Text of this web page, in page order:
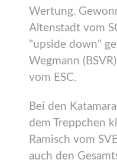
Wertung.
Altenstadt vom
"upside down"
Wegmann
vom ESC.
Bei den
dem Treppchen
Ramisch vom
auch den